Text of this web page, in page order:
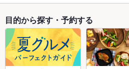
目的から探す・予約する